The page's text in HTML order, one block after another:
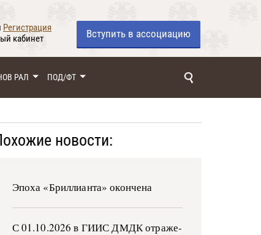
Регистрация
кабинет
Вступить в ассоциацию
РАЛ ПОД/ФТ
новости:
Эпоха «Бриллианта» окончена
С 01.10.2026 в ГИИС ДМДК от­ра­же­